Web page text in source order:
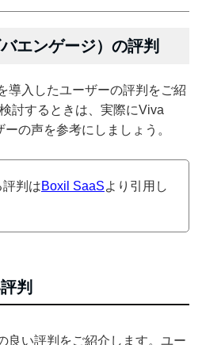
エンゲージ）の評判
導入したユーザーの評判をご紹
討するときは、実際にViva
の声を参考にしましょう。
判はBoxil SaaSより引用し
判
良い評判をご紹介します。ユー